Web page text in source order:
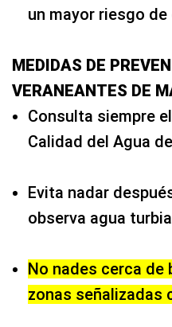
un mayor riesgo
MEDIDAS DE
VERANEANTES DE
Consulta siempre
Calidad del Agua
Evita nadar
observa agua
No nades cerca de
zonas señalizadas